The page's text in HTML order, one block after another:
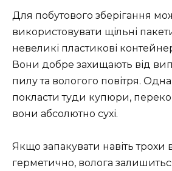
Для побутового зберігання
використовувати щільні
невеликі пластикові
Вони добре захищають від
пилу та вологого повітря.
покласти туди купюри,
вони абсолютно сухі.
Якщо запакувати навіть трохи
герметично, волога